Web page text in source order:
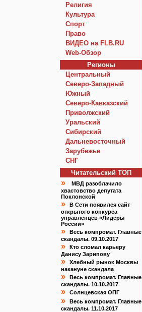
Религия
Культура
Спорт
Право
ВИДЕО на FLB.RU
Web-Обзор
Регионы
Центральный
Северо-Западный
Южный
Северо-Кавказский
Приволжский
Уральский
Сибирский
Дальневосточный
Зарубежье
СНГ
Читательский TOП
»
МВД разоблачило
хвастовство депутата
Поклонской
»
В Сети появился сайт
открытого конкурса
управленцев «Лидеры
России»
»
Весь компромат. Главные
скандалы. 09.10.2017
»
Кто сломал карьеру
Данису Зарипову
»
Хлебный рынок Москвы
накануне скандала
»
Весь компромат. Главные
скандалы. 10.10.2017
» Солнцевская ОПГ
»
Весь компромат. Главные
скандалы. 11.10.2017